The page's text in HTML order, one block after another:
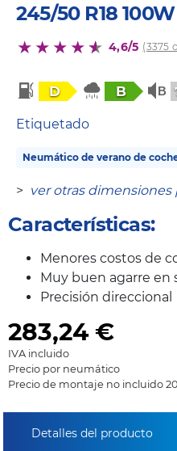
245/50 R18 100W
4,6/5 (3375
D B
Etiquetado
Neumático de verano de
> ver otras
Características:
Menores costos de
Muy buen agarre en
Precisión direccional
283,24€
IVA incluido
Precio por neumático
Precio de montaje no incluido
Detalles del producto